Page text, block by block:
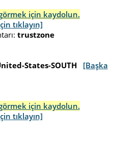
için kaydolun.
tıklayın]
trustzone
States-SOUTH
[Başka
için kaydolun.
tıklayın]